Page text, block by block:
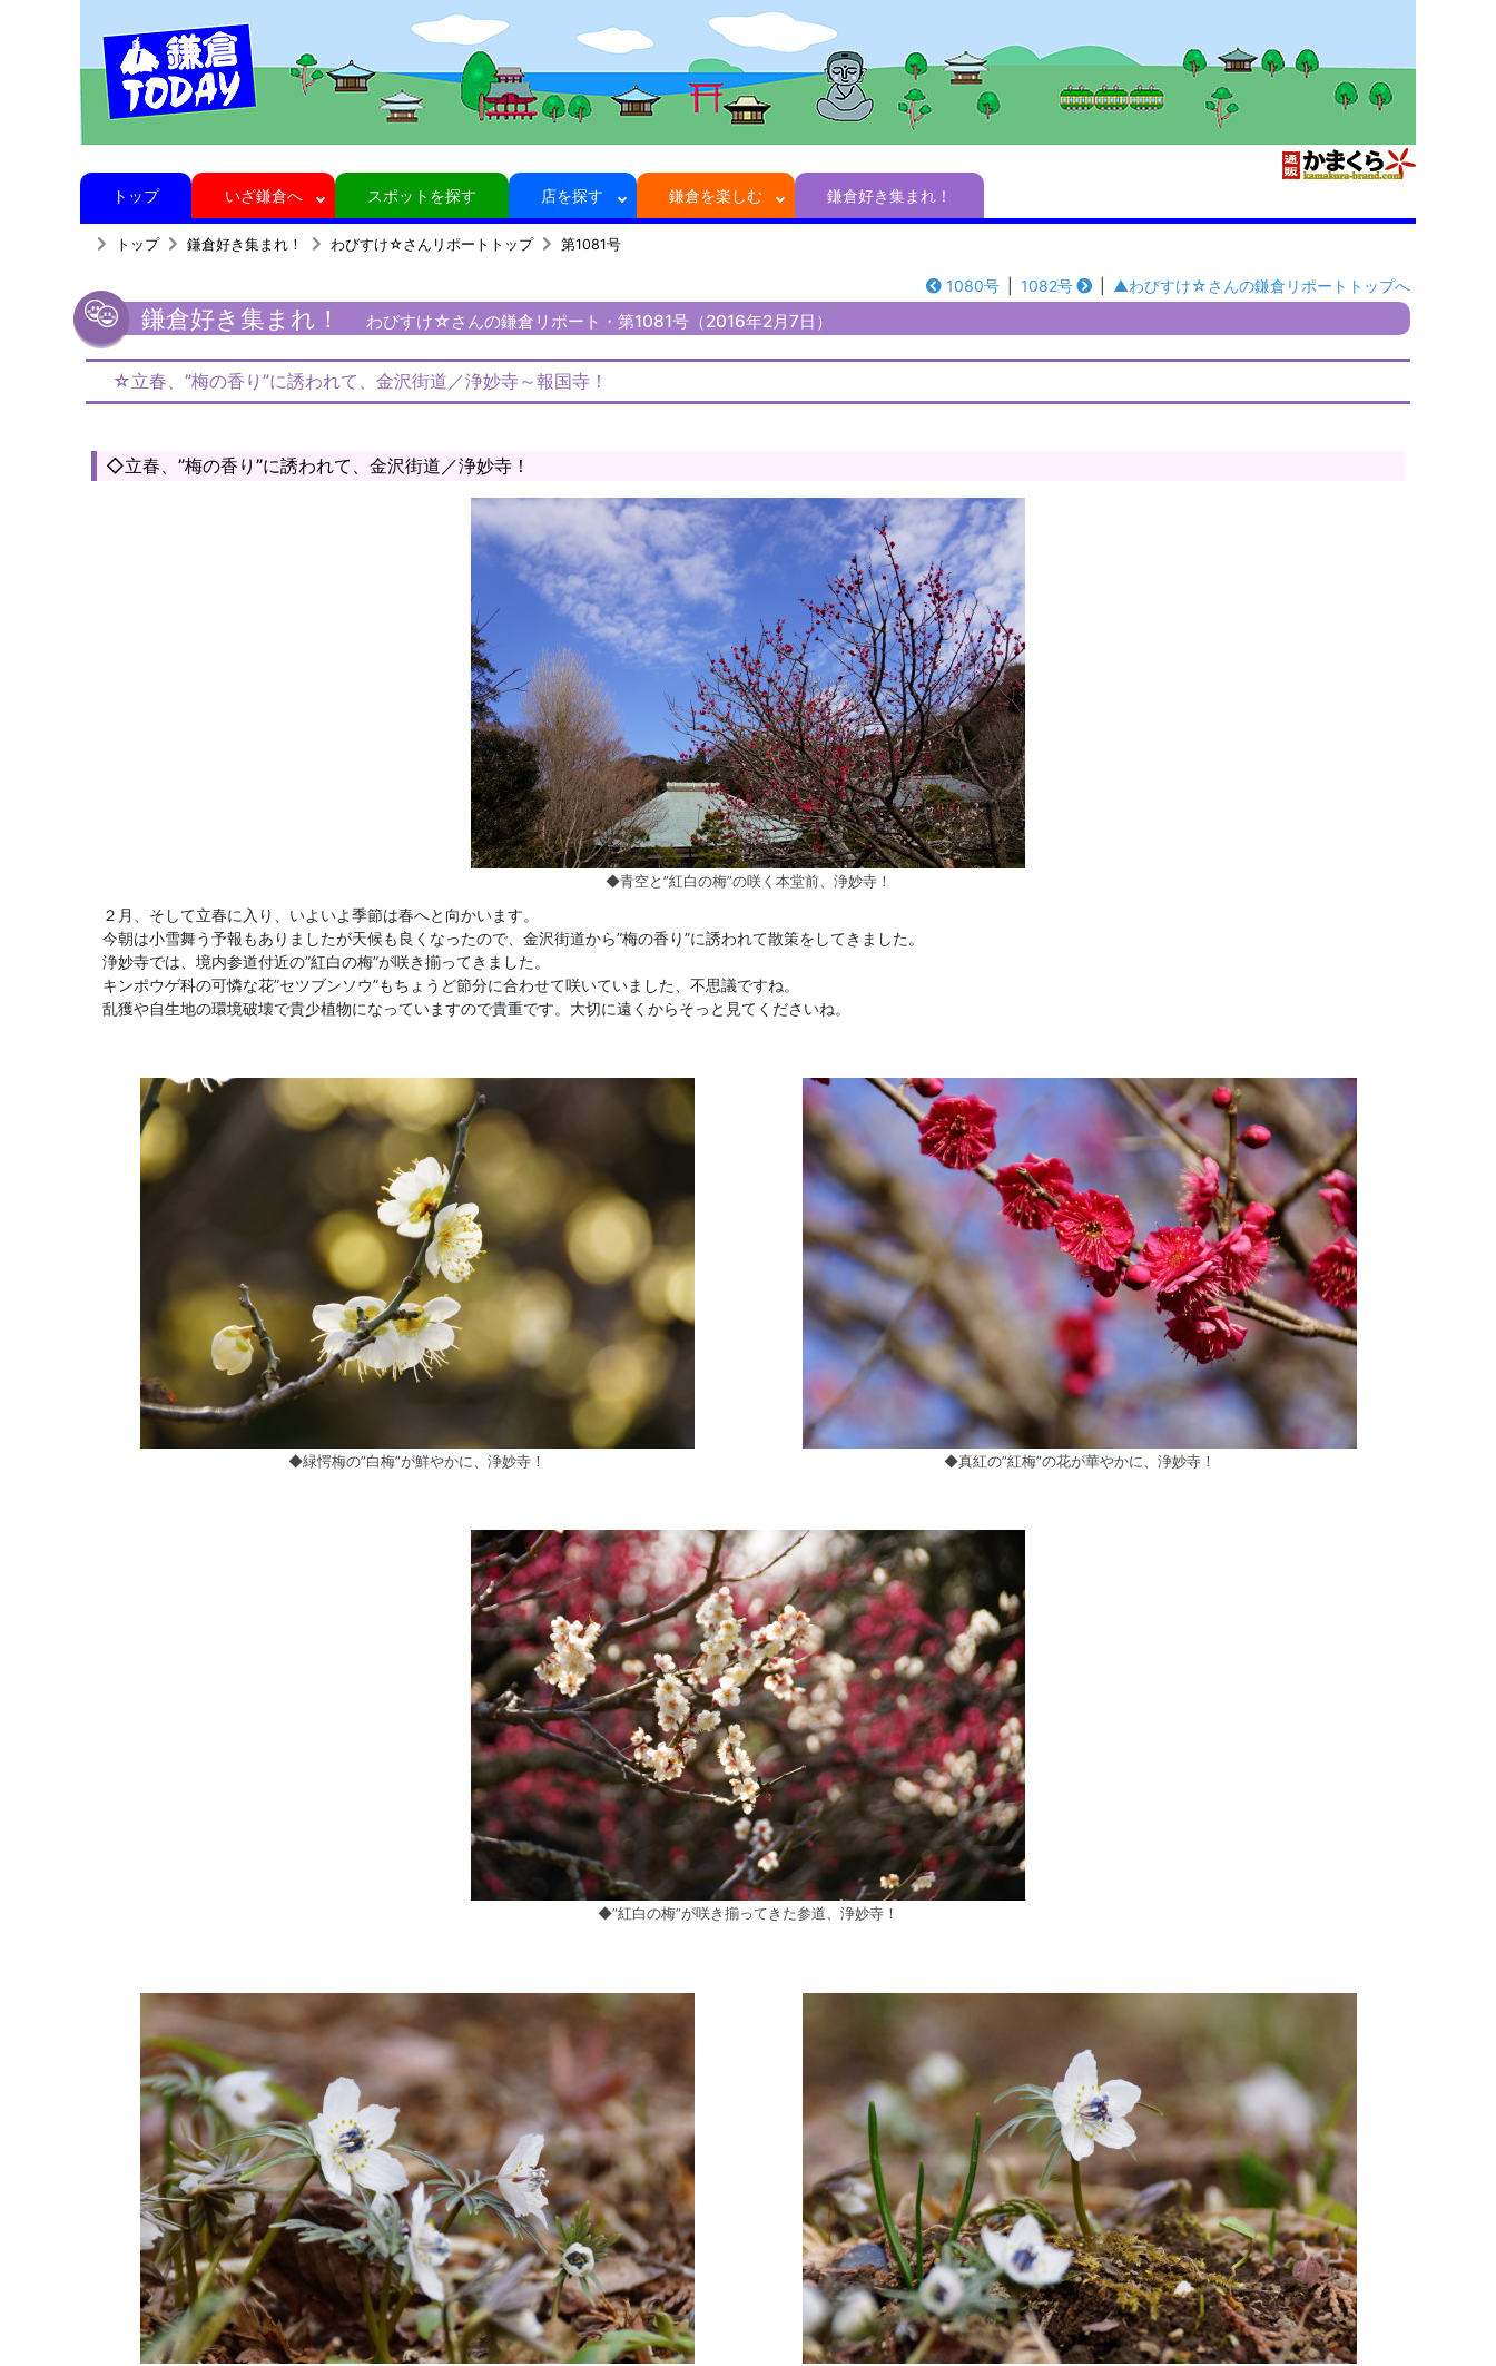
トップ いざ鎌倉へ スポットを探す 店を探す 鎌倉を楽しむ 鎌倉好き集まれ！
トップ 鎌倉好き集まれ！ わびすけ☆さんリポートトップ 第1081号
1080号 1082号 ▲わびすけ☆さんの鎌倉リポートトップへ
鎌倉好き集まれ！ わびすけ☆さんの鎌倉リポート・第1081号（2016年2月7日）
☆立春、”梅の香り”に誘われて、金沢街道／浄妙寺～報国寺！
◇立春、”梅の香り”に誘われて、金沢街道／浄妙寺！
◆青空と”紅白の梅”の咲く本堂前、浄妙寺！
２月、そして立春に入り、いよいよ季節は春へと向かいます。
今朝は小雪舞う予報もありましたが天候も良くなったので、金沢街道から”梅の香り”に誘われて散策をしてきました。
浄妙寺では、境内参道付近の”紅白の梅”が咲き揃ってきました。
キンポウゲ科の可憐な花”セツブンソウ”もちょうど節分に合わせて咲いていました、不思議ですね。
乱獲や自生地の環境破壊で貴少植物になっていますので貴重です。大切に遠くからそっと見てくださいね。
◆緑愕梅の”白梅”が鮮やかに、浄妙寺！ ◆真紅の”紅梅”の花が華やかに、浄妙寺！
◆”紅白の梅”が咲き揃ってきた参道、浄妙寺！